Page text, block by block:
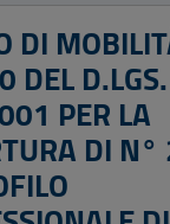
DI
DEL D.LGS.
PER LA
DI N°